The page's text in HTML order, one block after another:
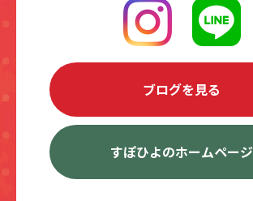
ブログを見る
すぽひよのホームページ